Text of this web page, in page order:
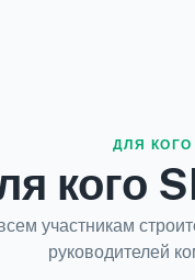
ДЛЯ КОГО
кого
участникам
руководителей